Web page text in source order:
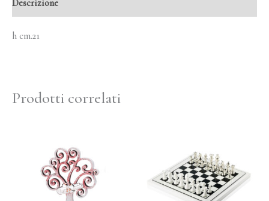
Descrizione
h cm.21
Prodotti correlati